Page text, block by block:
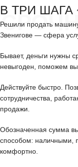
В ТРИ ШАГА
Решили продать
Звенигове — сфера
Бывает, деньги нужны
невыгоден, поможем
Действуйте быстро.
сотрудничества,
продажи.
Обозначенная сумма
способом: наличными,
комфортно.